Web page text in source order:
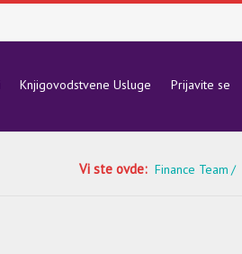
Knjigovodstvene Usluge Prijavite se
Vi ste ovde: Finance Team